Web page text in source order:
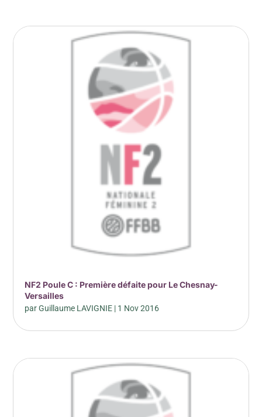
NF2 Poule C : Première défaite pour Le Chesnay-
Versailles
parGuillaume LAVIGNIE | 1 Nov 2016